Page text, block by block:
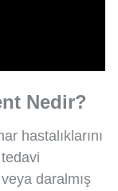
Nedir?
hastalıklarını
daralmış